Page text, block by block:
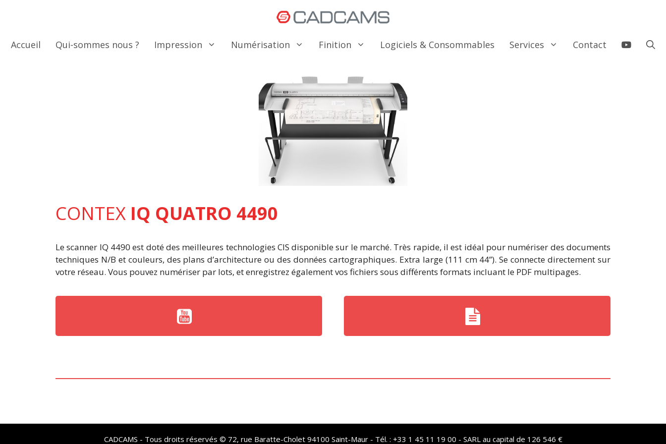
Accueil Qui-sommes nous ? Impression Numérisation Finition Logiciels & Consommables Services Contact
CONTEX IQ QUATRO 4490
Le scanner IQ 4490 est doté des meilleures technologies CIS disponible sur le marché. Très rapide, il est idéal pour numériser des documents
techniques N/B et couleurs, des plans d’architecture ou des données cartographiques. Extra large (111 cm 44’’). Se connecte directement sur
votre réseau. Vous pouvez numériser par lots, et enregistrez également vos fichiers sous différents formats incluant le PDF multipages.
CADCAMS - Tous droits réservés © 72, rue Baratte-Cholet 94100 Saint-Maur - Tél. : +33 1 45 11 19 00 - SARL au capital de 126 546 €